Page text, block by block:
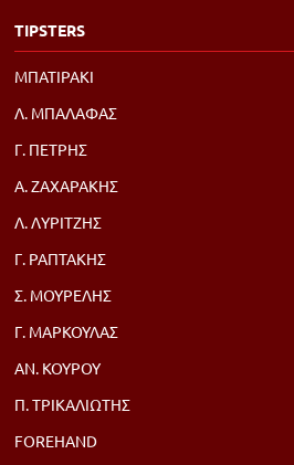
TIPSTERS
ΜΠΑΤΙΡΑΚΙ
Λ. ΜΠΑΛΑΦΑΣ
Γ. ΠΕΤΡΗΣ
Α. ΖΑΧΑΡΑΚΗΣ
Λ. ΛΥΡΙΤΖΗΣ
Γ. ΡΑΠΤΑΚΗΣ
Σ. ΜΟΥΡΕΛΗΣ
Γ. ΜΑΡΚΟΥΛΑΣ
ΑΝ. ΚΟΥΡΟΥ
Π. ΤΡΙΚΑΛΙΩΤΗΣ
FOREHAND